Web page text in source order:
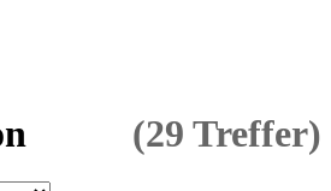
(29 Treffer)